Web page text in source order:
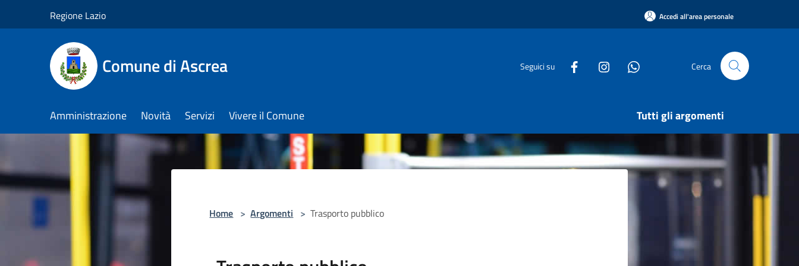
Regione Lazio Accedi all'area personale
Comune di Ascrea Seguici su Cerca
Amministrazione Novità Servizi Vivere il Comune Tutti gli argomenti
Home > Argomenti > Trasporto pubblico